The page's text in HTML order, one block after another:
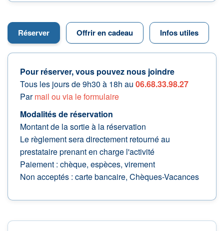
Réserver Offrir en cadeau Infos utiles
Pour réserver, vous pouvez nous joindre
Tous les jours de 9h30 à 18h au 06.68.33.98.27
Parmail ou via le formulaire
Modalités de réservation
Montant de la sortie à la réservation
Le règlement sera directement retourné au
prestataire prenant en charge l'activité
Paiement : chèque, espèces, virement
Non acceptés : carte bancaire, Chèques-Vacances